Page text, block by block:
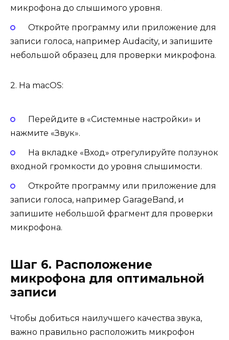
микрофона до слышимого уровня.
Откройте программу или приложение для
записи голоса, например Audacity, и запишите
небольшой образец для проверки микрофона.
2. На macOS:
Перейдите в «Системные настройки» и
нажмите «Звук».
На вкладке «Вход» отрегулируйте ползунок
входной громкости до уровня слышимости.
Откройте программу или приложение для
записи голоса, например GarageBand, и
запишите небольшой фрагмент для проверки
микрофона.
Шаг 6. Расположение
микрофона для оптимальной
записи
Чтобы добиться наилучшего качества звука,
важно правильно расположить микрофон